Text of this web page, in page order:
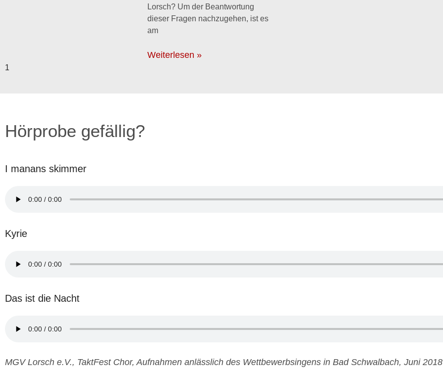
Lorsch? Um der Beantwortung
dieser Fragen nachzugehen, ist es
am
Weiterlesen »
Hörprobe gefällig?
I manans skimmer
Kyrie
Das ist die Nacht
MGV Lorsch e.V., TaktFest Chor, Aufnahmen anlässlich des Wettbewerbsingens in Bad Schwalbach, Juni 2018